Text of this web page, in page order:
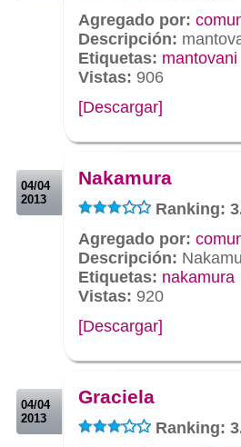
Agregado por:
Descripción:
Etiquetas: mantovani
Vistas: 906
[Descargar]
04/04
2013
Nakamura
Ranking:
Agregado por:
Descripción:
Etiquetas: nakamura
Vistas: 920
[Descargar]
04/04
2013
Graciela
Ranking: